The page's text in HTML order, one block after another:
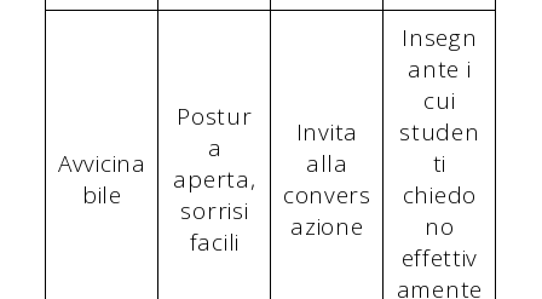
Avvicina
bile
Postur
a
aperta,
sorrisi
facili
Invita
alla
convers
azione
Insegn
ante i
cui
studen
ti
chiedo
no
effettiv
amente